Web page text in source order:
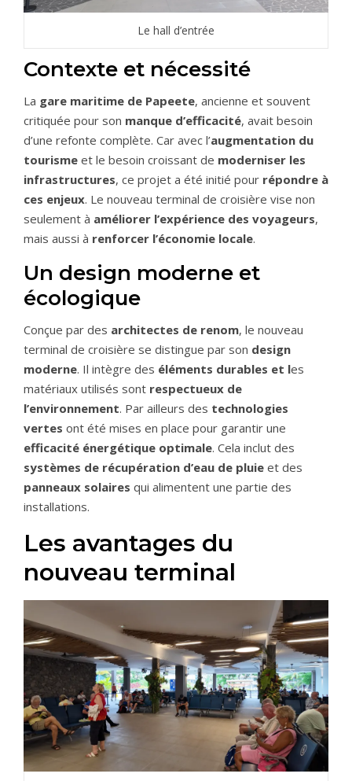
Le hall d’entrée
Contexte et nécessité
La gare maritime de Papeete, ancienne et souvent
critiquée pour son manque d’efficacité, avait besoin
d’une refonte complète. Car avec l’augmentation du
tourisme et le besoin croissant de moderniser les
infrastructures, ce projet a été initié pour répondre à
ces enjeux. Le nouveau terminal de croisière vise non
seulement à améliorer l’expérience des voyageurs,
mais aussi à renforcer l’économie locale.
Un design moderne et
écologique
Conçue par des architectes de renom, le nouveau
terminal de croisière se distingue par son design
moderne. Il intègre des éléments durables et les
matériaux utilisés sont respectueux de
l’environnement. Par ailleurs des technologies
vertes ont été mises en place pour garantir une
efficacité énergétique optimale. Cela inclut des
systèmes de récupération d’eau de pluie et des
panneaux solaires qui alimentent une partie des
installations.
Les avantages du
nouveau terminal